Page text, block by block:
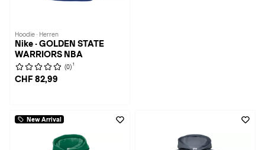
Hoodie · Herren
Nike · GOLDEN STATE
WARRIORS NBA
(0) 1
CHF 82,99
New Arrival